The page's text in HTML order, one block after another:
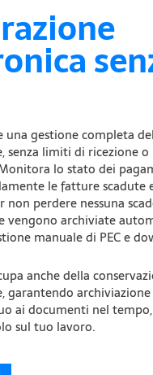
una gestione completa
senza limiti di ricezione o
lo stato dei
le fatture scadute
non perdere nessuna
vengono archiviate
manuale di PEC e
anche della
garantendo archiviazione
ai documenti nel
sul tuo lavoro.